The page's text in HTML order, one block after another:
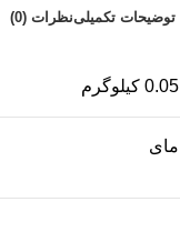
توضیحات تکمیلینظرات (0)
0.05 کیلوگرم
مای